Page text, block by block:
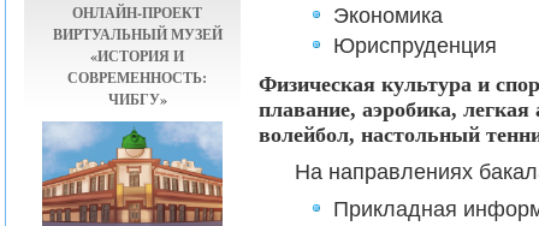
ОНЛАЙН-ПРОЕКТ
ВИРТУАЛЬНЫЙ МУЗЕЙ
«ИСТОРИЯ И
СОВРЕМЕННОСТЬ:
ЧИБГУ»
Экономика
Юриспруденция
Физическая культура и
плавание, аэробика,
волейбол, настольный
На направлениях
Прикладная